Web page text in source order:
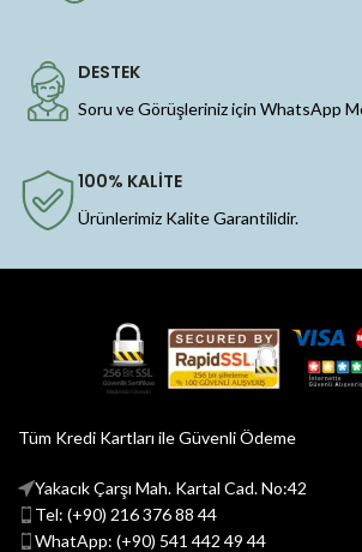
DESTEK
Soru ve Görüşleriniz için WhatsApp
100% KALİTE
Ürünlerimiz Kalite Garantilidir.
Tüm Kredi Kartları ile Güvenli Ödeme
Yakacık Çarşı Mah. Kartal Cad. No:42
Tel: (+90) 216 376 88 44
WhatApp: (+90) 541 442 49 44